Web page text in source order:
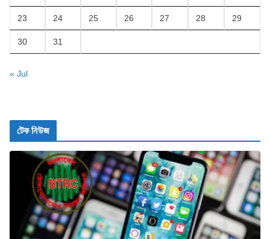
23 24 25 26 27 28 29
30 31
« Jul
টেক নিউজ